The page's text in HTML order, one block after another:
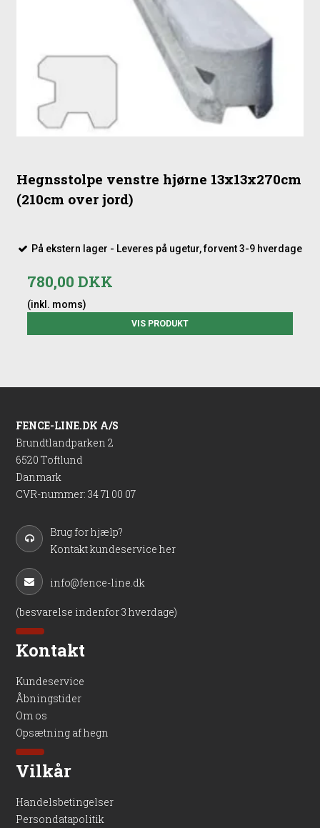
Hegnsstolpe venstre hjørne 13x13x270cm
(210cm over jord)
På ekstern lager - Leveres på ugetur, forvent 3-9 hverdage
780,00 DKK
(inkl. moms)
VIS PRODUKT
FENCE-LINE.DK A/S
Brundtlandparken 2
6520 Toftlund
Danmark
CVR-nummer: 34 71 00 07
Brug for hjælp?
Kontakt kundeservice her
info@fence-line.dk
(besvarelse indenfor 3 hverdage)
Kontakt
Kundeservice
Åbningstider
Om os
Opsætning af hegn
Vilkår
Handelsbetingelser
Persondatapolitik